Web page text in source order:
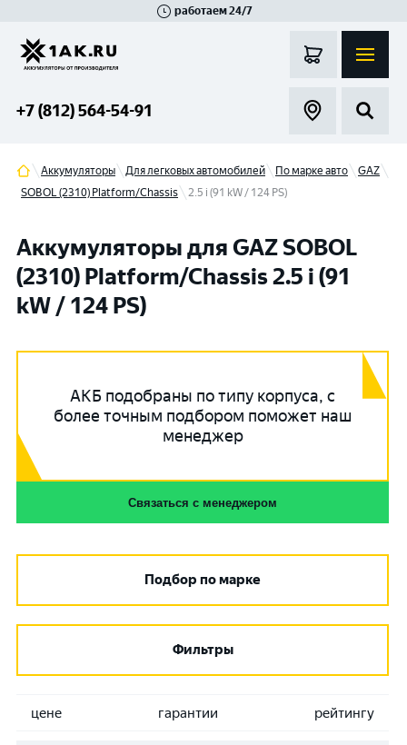
работаем 24/7
+7 (812) 564-54-91
Аккумуляторы Для легковых автомобилей По марке авто
GAZ
SOBOL (2310) Platform/Chassis
2.5 i (91 kW / 124 PS)
Аккумуляторы для GAZ SOBOL
(2310) Platform/Chassis 2.5 i (91
kW / 124 PS)
АКБ подобраны по типу корпуса, с
более точным подбором поможет наш
менеджер
Связаться с менеджером
Подбор по марке
Фильтры
цене гарантии рейтингу
Гатчина